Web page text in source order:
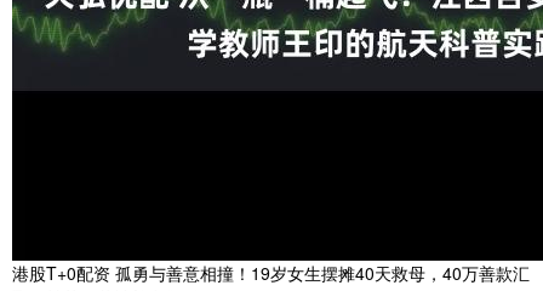
港股T+0配资 孤勇与善意相撞！19岁女生摆摊40天救母，40万善款汇